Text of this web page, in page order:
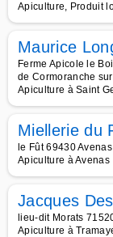
Apiculture, Produit
Maurice
Ferme Apicole le
de Cormoranche
Apiculture à Saint
Miellerie du
le Fût 69430
Apiculture à Avenas
Jacques
lieu-dit Morats
Apiculture à